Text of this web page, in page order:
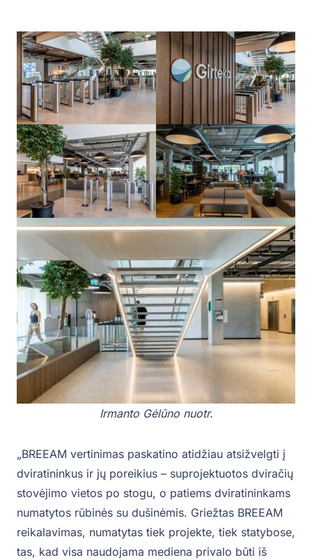
Irmanto Gėlūno nuotr.
„BREEAM vertinimas paskatino atidžiau atsižvelgti į
dviratininkus ir jų poreikius – suprojektuotos dviračių
stovėjimo vietos po stogu, o patiems dviratininkams
numatytos rūbinės su dušinėmis. Griežtas BREEAM
reikalavimas, numatytas tiek projekte, tiek statybose,
tas, kad visa naudojama mediena privalo būti iš